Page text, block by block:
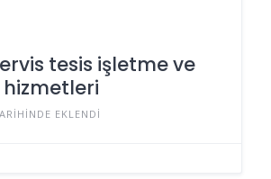
tesis işletme ve
EKLENDI